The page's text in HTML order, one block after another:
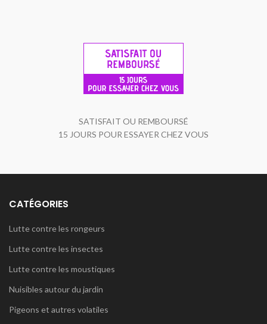
SATISFAIT OU REMBOURSÉ
15 JOURS POUR ESSAYER CHEZ VOUS
CATÉGORIES
Lutte contre les rongeurs
Lutte contre les insectes
Lutte contre les moustiques
Nuisibles autour du jardin
Pigeons et autres volatiles